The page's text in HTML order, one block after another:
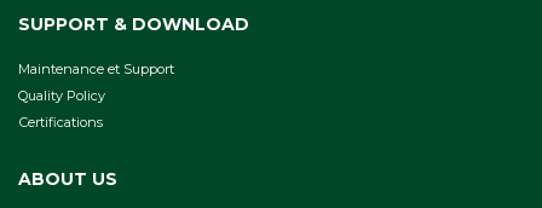
SUPPORT & DOWNLOAD
Maintenance et Support
Quality Policy
Сertifications
ABOUT US